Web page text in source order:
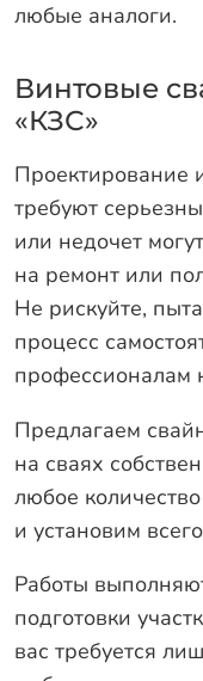
любые аналоги.
Винтовые
«КЗС»
Проектирование
требуют
или недочет
на ремонт или
Не рискуйте,
процесс
профессионалам
Предлагаем
на сваях
любое
и установим
Работы
подготовки
вас требуется